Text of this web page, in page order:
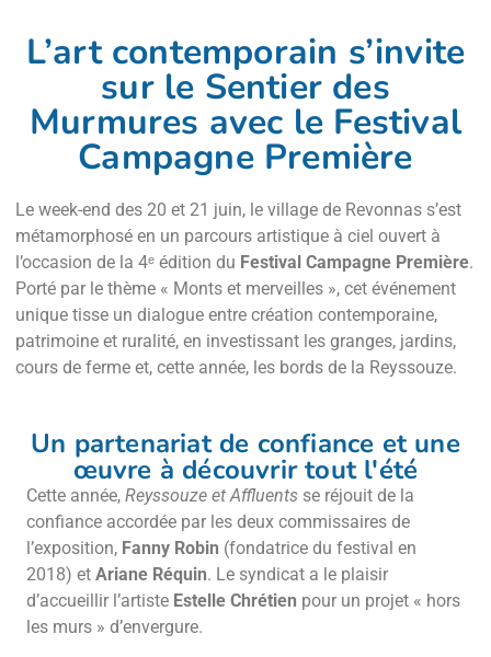
L’art contemporain s’invite
sur le Sentier des
Murmures avec le Festival
Campagne Première
Le week-end des 20 et 21 juin, le village de Revonnas s’est
métamorphosé en un parcours artistique à ciel ouvert à
l’occasion de la 4ᵉ édition du Festival Campagne Première.
Porté par le thème « Monts et merveilles », cet événement
unique tisse un dialogue entre création contemporaine,
patrimoine et ruralité, en investissant les granges, jardins,
cours de ferme et, cette année, les bords de la Reyssouze.
Un partenariat de confiance et une
œuvre à découvrir tout l'été
Cette année,Reyssouze et Affluents se réjouit de la
confiance accordée par les deux commissaires de
l’exposition, Fanny Robin (fondatrice du festival en
2018) etAriane Réquin. Le syndicat a le plaisir
d’accueillir l’artiste Estelle Chrétien pour un projet « hors
les murs » d’envergure.